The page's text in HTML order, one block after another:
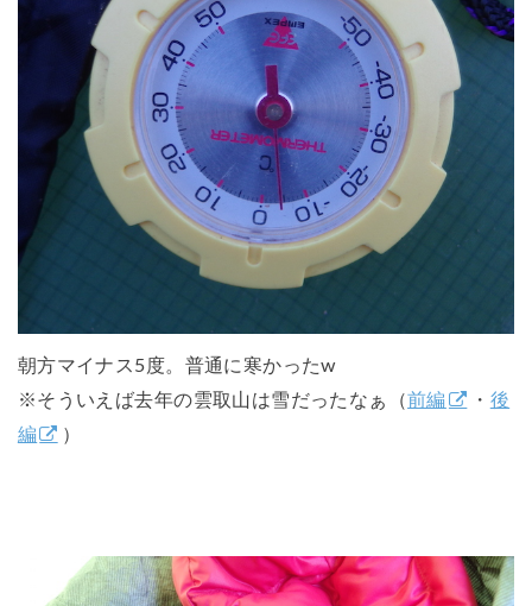
朝方マイナス5度。普通に寒かったw
※そういえば去年の雲取山は雪だったなぁ（前編 ・ 後
編
）